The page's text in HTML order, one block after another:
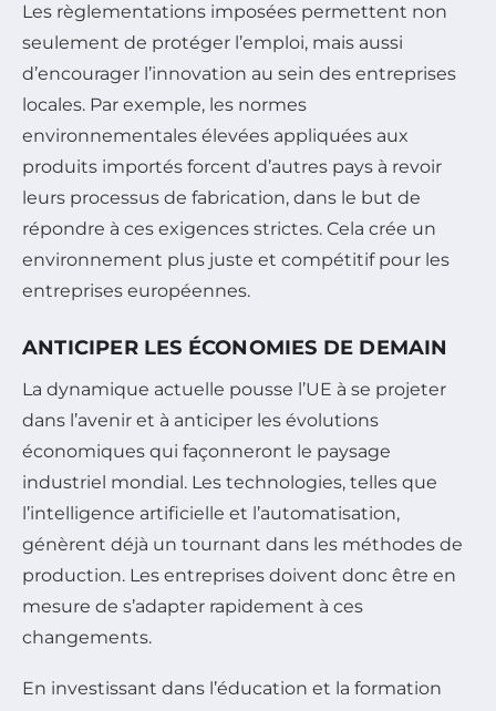
Les règlementations imposées permettent non
seulement de protéger l’emploi, mais aussi
d’encourager l’innovation au sein des entreprises
locales. Par exemple, les normes
environnementales élevées appliquées aux
produits importés forcent d’autres pays à revoir
leurs processus de fabrication, dans le but de
répondre à ces exigences strictes. Cela crée un
environnement plus juste et compétitif pour les
entreprises européennes.
ANTICIPER LES ÉCONOMIES DE DEMAIN
La dynamique actuelle pousse l’UE à se projeter
dans l’avenir et à anticiper les évolutions
économiques qui façonneront le paysage
industriel mondial. Les technologies, telles que
l’intelligence artificielle et l’automatisation,
génèrent déjà un tournant dans les méthodes de
production. Les entreprises doivent donc être en
mesure de s’adapter rapidement à ces
changements.
En investissant dans l’éducation et la formation